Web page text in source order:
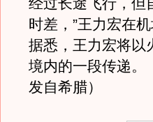
经过长途飞行，但
时差，”王力宏在
据悉，王力宏将以
境内的一段传递。
发自希腊）